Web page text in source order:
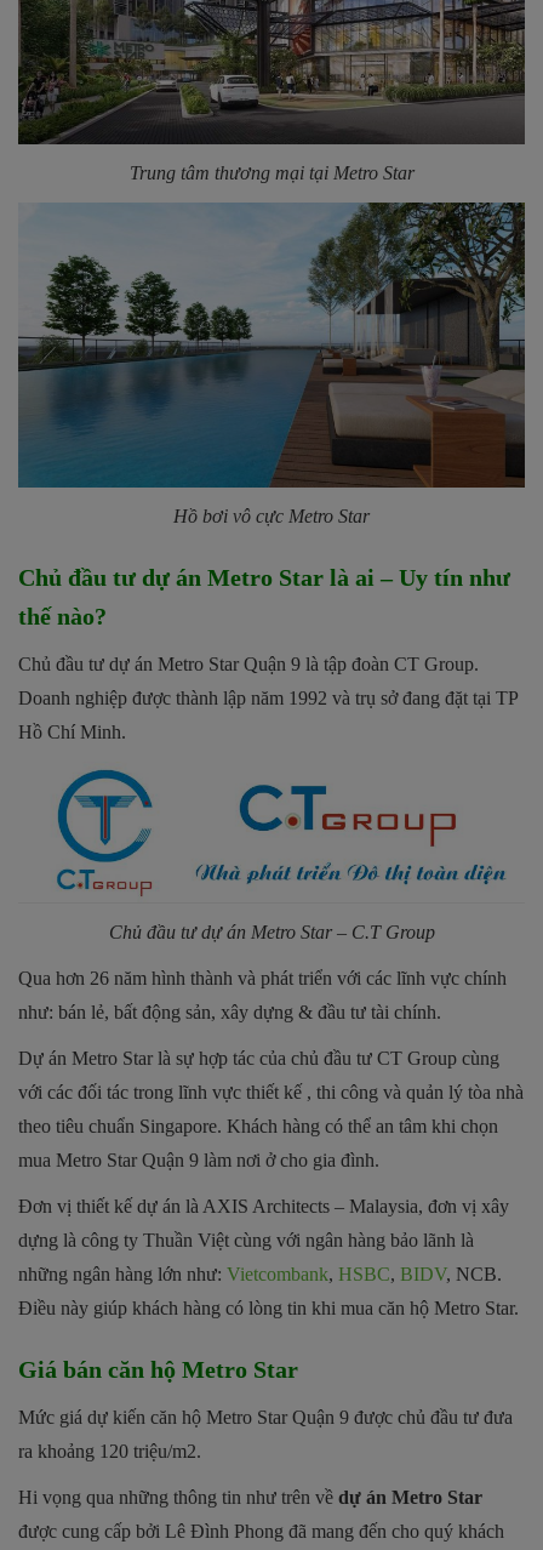
Trung tâm thương mại tại Metro Star
Hồ bơi vô cực Metro Star
Chủ đầu tư dự án Metro Star là ai – Uy tín như
thế nào?
Chủ đầu tư dự án Metro Star Quận 9 là tập đoàn CT Group.
Doanh nghiệp được thành lập năm 1992 và trụ sở đang đặt tại TP
Hồ Chí Minh.
Chủ đầu tư dự án Metro Star – C.T Group
Qua hơn 26 năm hình thành và phát triển với các lĩnh vực chính
như: bán lẻ, bất động sản, xây dựng & đầu tư tài chính.
Dự án Metro Star là sự hợp tác của chủ đầu tư CT Group cùng
với các đối tác trong lĩnh vực thiết kế , thi công và quản lý tòa nhà
theo tiêu chuẩn Singapore. Khách hàng có thể an tâm khi chọn
mua Metro Star Quận 9 làm nơi ở cho gia đình.
Đơn vị thiết kế dự án là AXIS Architects – Malaysia, đơn vị xây
dựng là công ty Thuần Việt cùng với ngân hàng bảo lãnh là
những ngân hàng lớn như: Vietcombank, HSBC, BIDV, NCB.
Điều này giúp khách hàng có lòng tin khi mua căn hộ Metro Star.
Giá bán căn hộ Metro Star
Mức giá dự kiến căn hộ Metro Star Quận 9 được chủ đầu tư đưa
ra khoảng 120 triệu/m2.
Hi vọng qua những thông tin như trên về dự án Metro Star
được cung cấp bởi Lê Đình Phong đã mang đến cho quý khách